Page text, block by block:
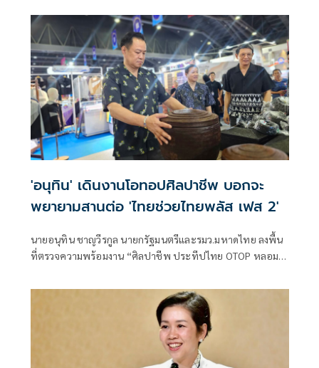
'อนุทิน' เดินงานโอทอปศิลปาชีพ บอกจะ
พยายามสานต่อ 'ไทยช่วยไทยพลัส เฟส 2'
นายอนุทิน ชาญวีรกูล นายกรัฐมนตรีและรมว.มหาดไทย ลงพื้น
ที่ตรวจความพร้อมงาน “ศิลปาชีพ ประทีปไทย OTOP หลอม
สิงหาคม นี้ ณ อาคารชาเลนเจอร์ 1–3 อิมแพ็ค เมืองทองธานี ซึ่ง
นายกรัฐมนตรีจะเดินทางมาเปิดงานอย่างเป็นทางการ ในวัน